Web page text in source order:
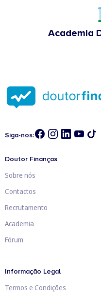
Academia
Siga-nos:
Doutor Finanças
Sobre nós
Contactos
Recrutamento
Academia
Fórum
Informação Legal
Termos e Condições